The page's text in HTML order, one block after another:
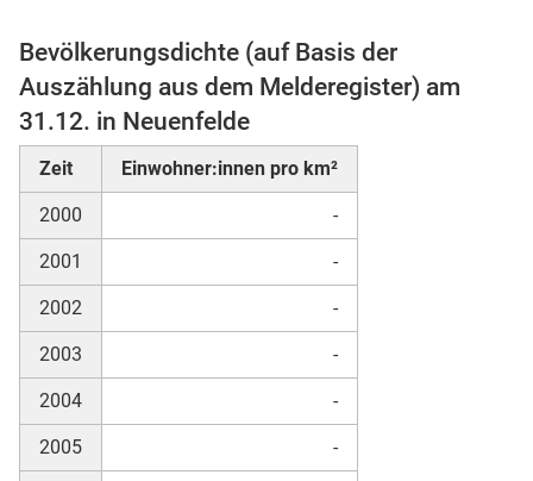
(Mikrozensus)
Bevölkerungsdichte (auf Basis der
Auszählung aus dem Melderegister) am
31.12. in Neuenfelde
Zeit Einwohner:innen pro km²
2000 -
2001 -
2002 -
2003 -
2004 -
2005 -